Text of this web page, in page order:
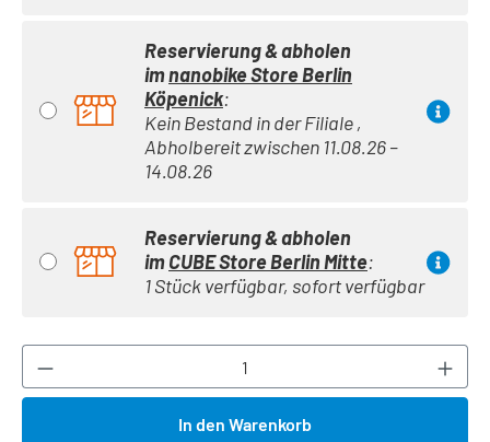
Reservierung & abholen
imnanobike Store Berlin
Köpenick:
Kein Bestand in der Filiale ,
Abholbereit zwischen 11.08.26 –
14.08.26
Reservierung & abholen
imCUBE Store Berlin Mitte:
1 Stück verfügbar, sofort verfügbar
Produkt Anzahl: Gib den gewünschten
In den Warenkorb